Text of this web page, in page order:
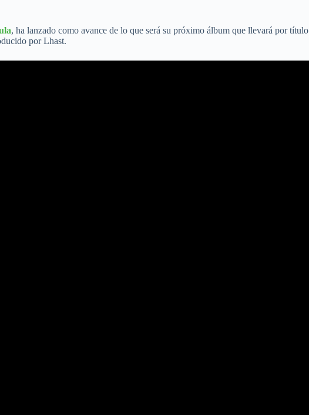
, ha lanzado como avance de lo que será su próximo álbum que llevará por título
por Lhast.